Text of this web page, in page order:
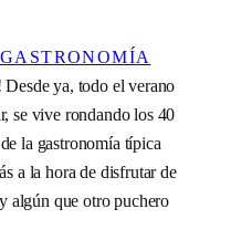
ya, todo el verano
se vive rondando los 40
la gastronomía típica
a la hora de disfrutar de
algún que otro puchero